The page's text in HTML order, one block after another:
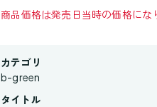
商品価格は発売日当時の価格にな
カテゴリ
b-green
タイトル